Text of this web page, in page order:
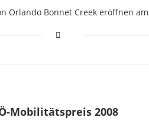
Orlando Bonnet Creek eröffnen
Mobilitätspreis 2008